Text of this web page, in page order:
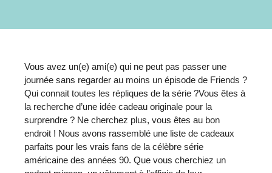
Vous avez un(e) ami(e) qui ne peut pas passer une
journée sans regarder au moins un épisode de Friends ?
Qui connait toutes les répliques de la série ?Vous êtes à
la recherche d’une idée cadeau originale pour la
surprendre ? Ne cherchez plus, vous êtes au bon
endroit ! Nous avons rassemblé une liste de cadeaux
parfaits pour les vrais fans de la célèbre série
américaine des années 90. Que vous cherchiez un